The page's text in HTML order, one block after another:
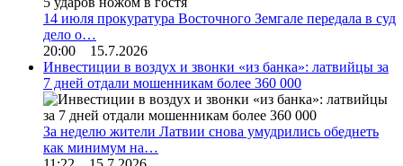
14 июля прокуратура Восточного Земгале передала в суд
дело о…
20:00 15.7.2026
Инвестиции в воздух и звонки «из банка»: латвийцы за
7 дней отдали мошенникам более 360 000
За неделю жители Латвии снова умудрились обеднеть
как минимум на…